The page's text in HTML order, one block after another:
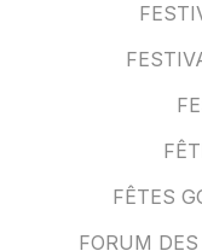
FÊTES
FORUM